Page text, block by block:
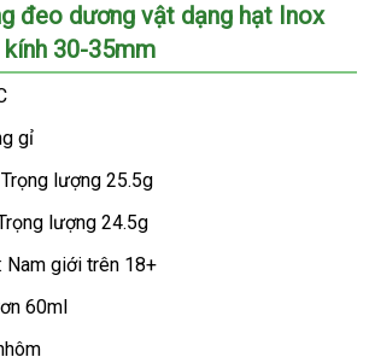
đeo dương vật dạng hạt Inox
30-35mm
gỉ
lượng 25.5g
lượng 24.5g
giới trên 18+
60ml